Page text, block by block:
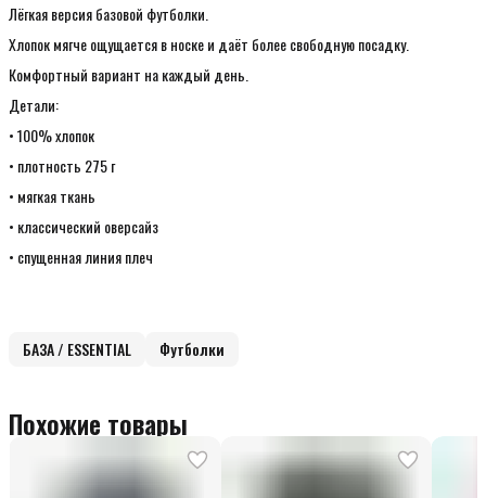
Лёгкая версия базовой футболки.
Хлопок мягче ощущается в носке и даёт более свободную посадку.
Комфортный вариант на каждый день.
Детали:
• 100% хлопок
• плотность 275 г
• мягкая ткань
• классический оверсайз
• спущенная линия плеч
БАЗА / ESSENTIAL Футболки
Похожие товары